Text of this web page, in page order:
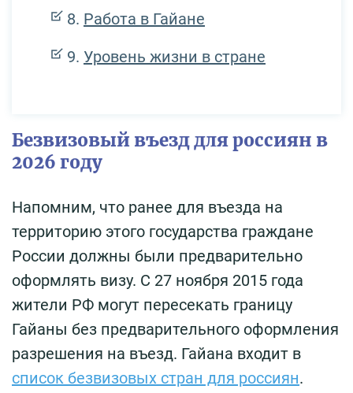
Работа в Гайане
Уровень жизни в стране
Безвизовый въезд для россиян в
2026 году
Напомним, что ранее для въезда на
территорию этого государства граждане
России должны были предварительно
оформлять визу. С 27 ноября 2015 года
жители РФ могут пересекать границу
Гайаны без предварительного оформления
разрешения на въезд. Гайана входит в
список безвизовых стран для россиян.